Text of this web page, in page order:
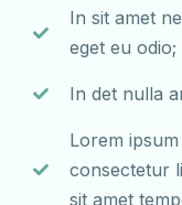
In sit amet
eget eu odio;
In det nulla
Lorem
consectetur
sit amet